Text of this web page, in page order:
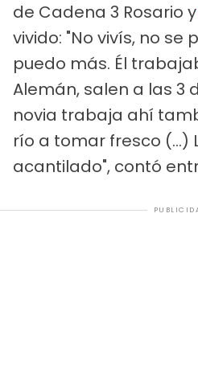
de Cadena 3 Rosario y
vivido: "No vivís, no se
puedo más. Él
Alemán, salen a las 3
novia trabaja ahí
río a tomar fresco (...)
acantilado", contó